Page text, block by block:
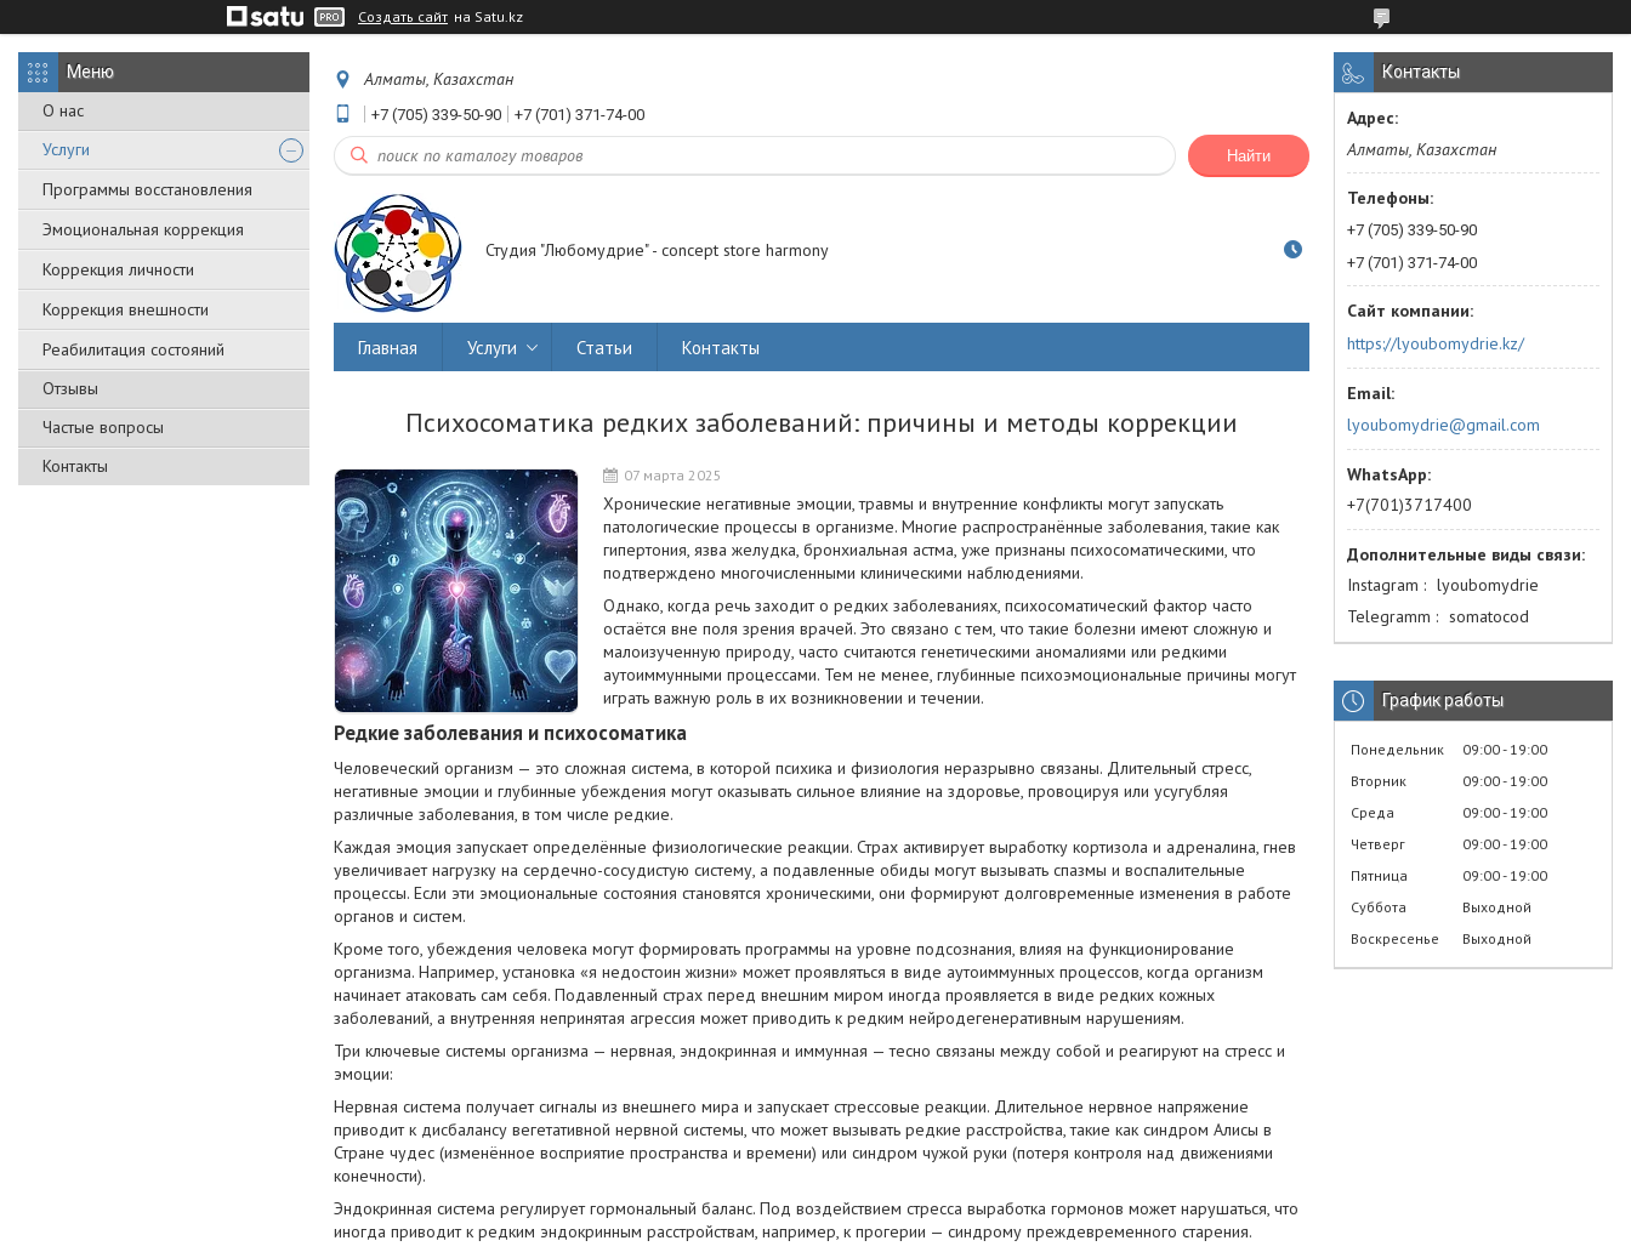
Создать сайт на Satu.kz
О нас
Услуги
Программы восстановления
Эмоциональная коррекция
Коррекция личности
Коррекция внешности
Реабилитация состояний
Отзывы
Частые вопросы
Контакты
Алматы, Казахстан
+7 (705) 339-50-90 +7 (701) 371-74-00
Найти
Студия "Любомудрие" - concept store harmony
Главная Услуги Статьи Контакты
Психосоматика редких заболеваний: причины и методы коррекции
07 марта 2025
Хронические негативные эмоции, травмы и внутренние конфликты могут запускать
патологические процессы в организме. Многие распространённые заболевания, такие как
гипертония, язва желудка, бронхиальная астма, уже признаны психосоматическими, что
подтверждено многочисленными клиническими наблюдениями.
Однако, когда речь заходит о редких заболеваниях, психосоматический фактор часто
остаётся вне поля зрения врачей. Это связано с тем, что такие болезни имеют сложную и
малоизученную природу, часто считаются генетическими аномалиями или редкими
аутоиммунными процессами. Тем не менее, глубинные психоэмоциональные причины могут
играть важную роль в их возникновении и течении.
Редкие заболевания и психосоматика
Человеческий организм — это сложная система, в которой психика и физиология неразрывно связаны. Длительный стресс,
негативные эмоции и глубинные убеждения могут оказывать сильное влияние на здоровье, провоцируя или усугубляя
различные заболевания, в том числе редкие.
Каждая эмоция запускает определённые физиологические реакции. Страх активирует выработку кортизола и адреналина, гнев
увеличивает нагрузку на сердечно-сосудистую систему, а подавленные обиды могут вызывать спазмы и воспалительные
процессы. Если эти эмоциональные состояния становятся хроническими, они формируют долговременные изменения в работе
органов и систем.
Кроме того, убеждения человека могут формировать программы на уровне подсознания, влияя на функционирование
организма. Например, установка «я недостоин жизни» может проявляться в виде аутоиммунных процессов, когда организм
начинает атаковать сам себя. Подавленный страх перед внешним миром иногда проявляется в виде редких кожных
заболеваний, а внутренняя непринятая агрессия может приводить к редким нейродегенеративным нарушениям.
Три ключевые системы организма — нервная, эндокринная и иммунная — тесно связаны между собой и реагируют на стресс и
эмоции:
Нервная система получает сигналы из внешнего мира и запускает стрессовые реакции. Длительное нервное напряжение
приводит к дисбалансу вегетативной нервной системы, что может вызывать редкие расстройства, такие как синдром Алисы в
Стране чудес (изменённое восприятие пространства и времени) или синдром чужой руки (потеря контроля над движениями
конечности).
Эндокринная система регулирует гормональный баланс. Под воздействием стресса выработка гормонов может нарушаться, что
иногда приводит к редким эндокринным расстройствам, например, к прогерии — синдрому преждевременного старения.
Контакты
Алматы, Казахстан
+7 (705) 339-50-90
+7 (701) 371-74-00
https://lyoubomydrie.kz/
lyoubomydrie@gmail.com
+7(701)3717400
Instagram
lyoubomydrie
Telegramm
somatocod
График работы
Понедельник 09:00 19:00
Вторник
09:00 19:00
Среда
09:00 19:00
Четверг
09:00 19:00
Пятница
09:00 19:00
Суббота
Выходной
Воскресенье
Выходной